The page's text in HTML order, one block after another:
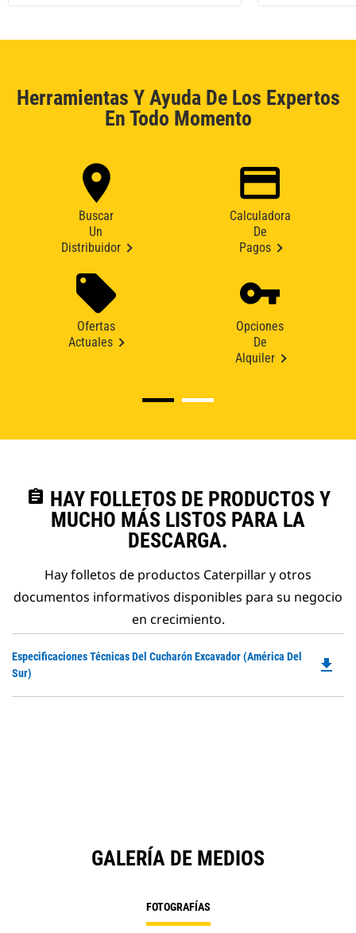
Herramientas Y Ayuda De Los Expertos
En Todo Momento
Buscar
Un
Distribuidor
Calculadora
De
Pagos
Ofertas
Actuales
Opciones
De
Alquiler
assignment HAY FOLLETOS DE PRODUCTOS Y
MUCHO MÁS LISTOS PARA LA
DESCARGA.
Hay folletos de productos Caterpillar y otros
documentos informativos disponibles para su negocio
en crecimiento.
Especificaciones Técnicas Del Cucharón Excavador (América Del
Sur)
file_download
GALERÍA DE MEDIOS
FOTOGRAFÍAS